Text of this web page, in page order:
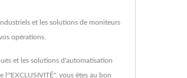
et les solutions de moniteurs
opérations.
et les solutions d'automatisation
vous êtes au bon